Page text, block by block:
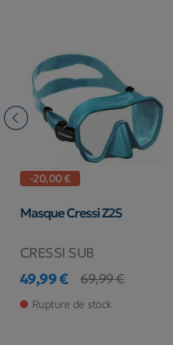
-20,00 €
Masque Cressi Z2S
CRESSI SUB
Prix
49,99 €
Prix de base
69,99 €
Rupture de stock